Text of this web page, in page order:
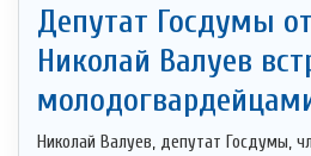
Депутат Госдумы
Николай Валуев
Николай Валуев, депутат Госдумы,